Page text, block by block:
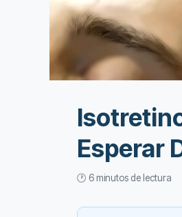
Esperar
🕐 6 minutos de lectura